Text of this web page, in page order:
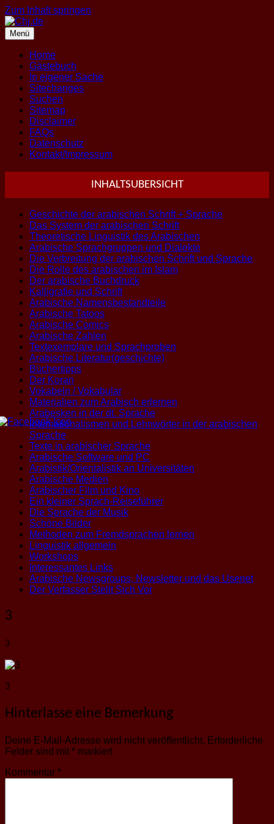
Zum Inhalt springen
Menü
Home
Gästebuch
In eigener Sache
Sitechanges
Suchen
Sitemap
Disclaimer
FAQs
Datenschutz
Kontakt/Impressum
INHALTSUBERSICHT
Geschichte der arabischen Schrift + Sprache
Das System der arabischen Schrift
Theoretische Linguistik des Arabischen
Arabische Sprachgruppen und Dialekte
Die Verbreitung der arabischen Schrift und Sprache
Die Rolle des arabischen im Islam
Der arabische Buchdruck
Kalligrafie und Schrift
Arabische Namensbestandteile
Arabische Tatoos
Arabische Comics
Arabische Zahlen
Textexemplare und Sprachproben
Arabische Literatur(geschichte)
Büchertipps
Der Koran
Vokabeln / Vokabular
Materialien zum Arabisch erlernen
Arabesken in der dt. Sprache
Internationalismen und Lehnwörter in der arabischen
Sprache
Texte in arabischer Sprache
Arabische Software und PC
Arabistik/Orientalistik an Universitäten
Arabische Medien
Arabischer Film und Kino
Ein kleiner Sprach-Reiseführer
Die Sprache der Musik
Schöne Bilder
Methoden zum Fremdsprachen lernen
Linguistik allgemein
Workshops
Interessantes Links
Arabische Newsgroups, Newsletter und das Usenet
Der Verfasser Stellt Sich Vor
3
3
3
Hinterlasse eine Bemerkung
Deine E-Mail-Adresse wird nicht veröffentlicht. Erforderliche
Felder sind mit * markiert
Kommentar *